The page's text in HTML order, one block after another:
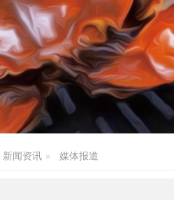
新闻资讯 媒体报道